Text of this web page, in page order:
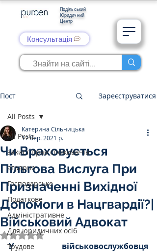
Подільський
Юридичний
Центр
Консультація
Пост Зареєструватися
All Posts
захист прав споживачів
аграрне
Господарське
Податкове
Адміністративне
Для юридичних осіб
Трудове
All Posts
Чи Враховується
Пільгова Вислуга При
Призначенні Вихідної
Допомоги в Нацгвардії?|
Військовий Адвокат
Катерина Сільницька
17 бер. 2021 р.
Оцінка: NaN з 5 зірок.
У військовослужбовця